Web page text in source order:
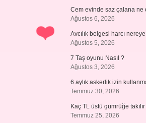
Cem evinde saz çalana ne
Ağustos 6, 2026
Avcılık belgesi harcı
Ağustos 5, 2026
7 Taş oyunu Nasıl ?
Ağustos 3, 2026
6 aylık askerlik izin
Temmuz 30, 2026
Kaç TL üstü gümrüğe
Temmuz 25, 2026